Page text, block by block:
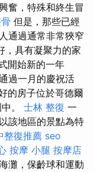
奮，特殊和終生冒
但是，那些已經
通過通常非常狹窄
，具有凝聚力的家
開始新的一年
過一月的慶祝活
的房子位於哥德爾
。 士林 整復 一
該地區的景點為特
整復推薦 seo
按摩 小腿 按摩店
灘，保齡球和運動